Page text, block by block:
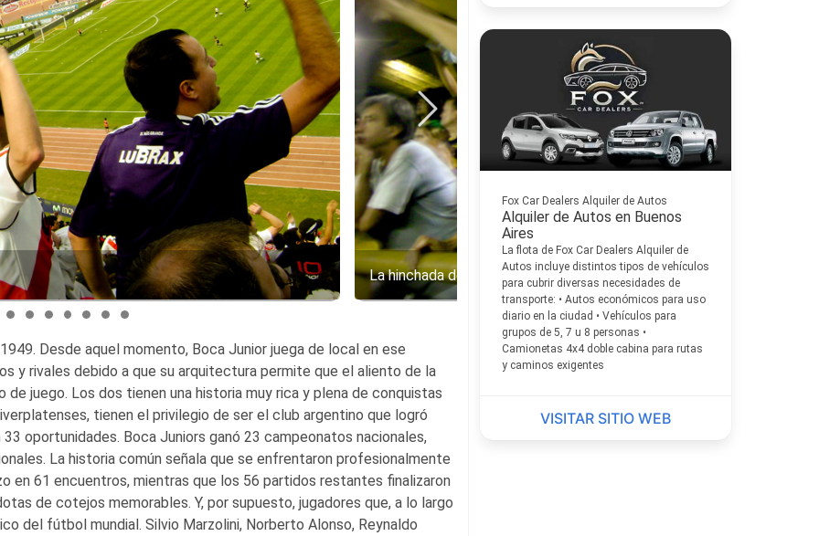
La hinchada de Boca
Desde aquel momento, Boca Junior juega de local en ese
y rivales debido a que su arquitectura permite que el aliento de la
juego. Los dos tienen una historia muy rica y plena de conquistas
tienen el privilegio de ser el club argentino que logró
oportunidades. Boca Juniors ganó 23 campeonatos nacionales,
La historia común señala que se enfrentaron profesionalmente
en 61 encuentros, mientras que los 56 partidos restantes finalizaron
de cotejos memorables. Y, por supuesto, jugadores que, a lo largo
del fútbol mundial. Silvio Marzolini, Norberto Alonso, Reynaldo
Fox Car Dealers Alquiler de Autos
Alquiler de Autos en Buenos
Aires
La flota de Fox Car Dealers Alquiler de
Autos incluye distintos tipos de vehículos
para cubrir diversas necesidades de
transporte: • Autos económicos para uso
diario en la ciudad • Vehículos para
grupos de 5, 7 u 8 personas •
Camionetas 4x4 doble cabina para rutas
y caminos exigentes
VISITAR SITIO WEB